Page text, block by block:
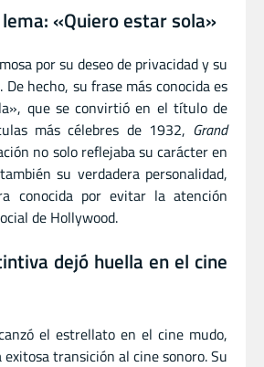
«Quiero estar sola»
por su deseo de privacidad y su
hecho, su frase más conocida es
que se convirtió en el título de
más célebres de 1932, Grand
no solo reflejaba su carácter en
su verdadera personalidad,
conocida por evitar la atención
de Hollywood.
dejó huella en el cine
el estrellato en el cine mudo,
transición al cine sonoro. Su